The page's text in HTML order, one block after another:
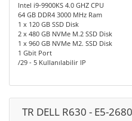
Intel i9-9900KS 4.0 GHZ CPU
64 GB DDR4 3000 MHz Ram
1 x 120 GB SSD Disk
2 x 480 GB NVMe M.2 SSD Disk
1 x 960 GB NVMe M2. SSD Disk
1 Gbit Port
/29 - 5 Kullanılabilir IP
TR DELL R630 - E5-